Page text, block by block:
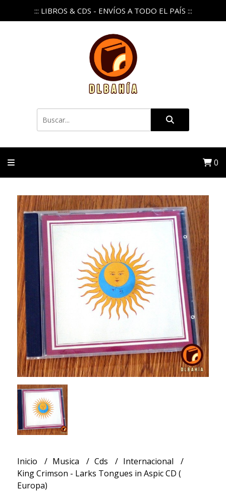
::: LIBROS & CDS - ENVÍOS A TODO EL PAÍS :::
0
Inicio Musica Cds
Internacional
King Crimson - Larks Tongues in Aspic CD (
Europa)